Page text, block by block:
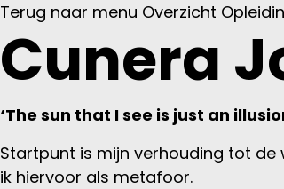
Terug naar menu Overzicht
Cunera
‘The sun that I see is just an
Startpunt is mijn verhouding tot de
ik hiervoor als metafoor.